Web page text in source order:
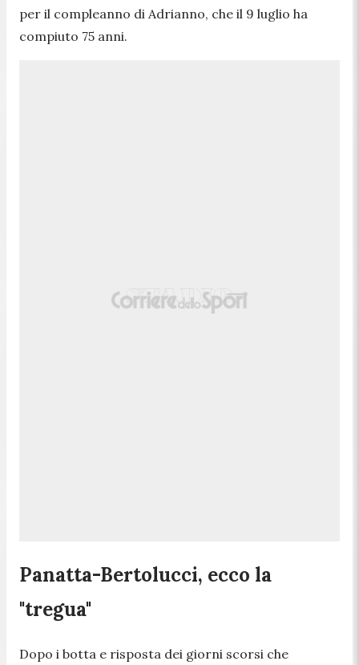
per il compleanno di Adrianno, che il 9 luglio ha
compiuto 75 anni.
Panatta-Bertolucci, ecco la
"tregua"
Dopo i botta e risposta dei giorni scorsi che